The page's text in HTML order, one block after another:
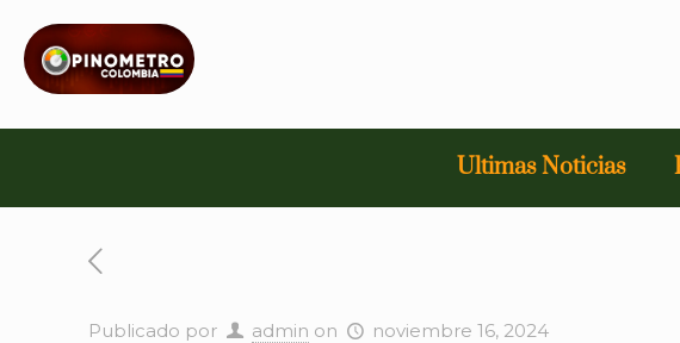
Ultimas Noticias
Publicado por admin on noviembre 16, 2024